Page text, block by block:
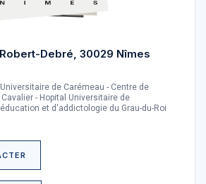
Debré, 30029 Nîmes
de Carémeau - Centre de
- Hopital Universitaire de
et d'addictologie du Grau-du-Roi